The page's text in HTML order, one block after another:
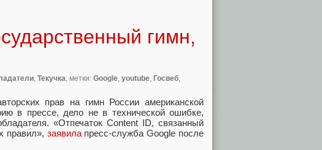
гимн,
Текучка , метки: Google youtube Госвеб
прав на гимн России американской
в прессе, дело не в технической ошибке,
«Отпечаток Content ID, связанный
правил», заявилапресс-служба Google после